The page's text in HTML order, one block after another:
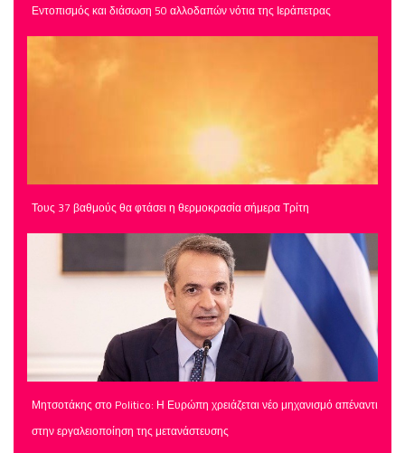
Εντοπισμός και διάσωση 50 αλλοδαπών νότια της Ιεράπετρας
Τους 37 βαθμούς θα φτάσει η θερμοκρασία σήμερα Τρίτη
Μητσοτάκης στο Politico: Η Ευρώπη χρειάζεται νέο μηχανισμό απέναντι
στην εργαλειοποίηση της μετανάστευσης